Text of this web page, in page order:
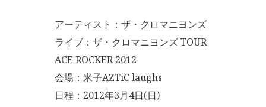
アーティスト：ザ・クロマニヨンズ
ライブ：ザ・クロマニヨンズ TOUR
ACE ROCKER 2012
会場：米子AZTiC laughs
日程：2012年3月4日(日)